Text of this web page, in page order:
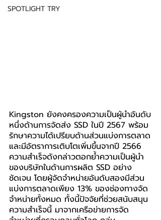
SPOTLIGHT TRY
Kingston ยังคงครองความเป็นผู้นำอันดับ
หนึ่งด้านการจัดส่ง SSD ในปี 2567 พร้อม
รักษาความได้เปรียบด้านส่วนแบ่งการตลาด
และมีอัตราการเติบโตเพิ่มขึ้นจากปี 2566
ความสำเร็จดังกล่าวตอกย้ำความเป็นผู้นำ
ของบริษัทในด้านการผลิต SSD อย่าง
ชัดเจน โดยผู้จัดจำหน่ายอันดับสองมีส่วน
แบ่งการตลาดเพียง 13% ของช่องทางจัด
จำหน่ายทั้งหมด ทั้งนี้ปัจจัยที่ช่วยสนับสนุน
ความสำเร็จนี้ มาจากเครือข่ายการจัด